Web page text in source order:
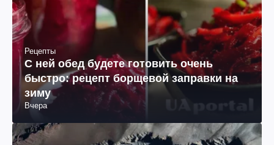
Рецепты
С ней обед будете готовить очень
быстро: рецепт борщевой заправки на
зиму
Вчера